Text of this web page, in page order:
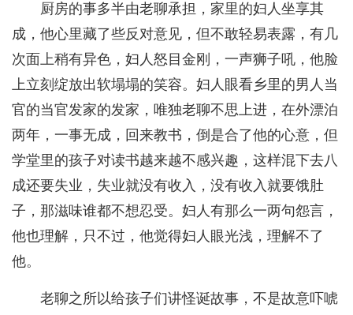
厨房的事多半由老聊承担，家里的妇人坐享其
成，他心里藏了些反对意见，但不敢轻易表露，有几
次面上稍有异色，妇人怒目金刚，一声狮子吼，他脸
上立刻绽放出软塌塌的笑容。妇人眼看乡里的男人当
官的当官发家的发家，唯独老聊不思上进，在外漂泊
两年，一事无成，回来教书，倒是合了他的心意，但
学堂里的孩子对读书越来越不感兴趣，这样混下去八
成还要失业，失业就没有收入，没有收入就要饿肚
子，那滋味谁都不想忍受。妇人有那么一两句怨言，
他也理解，只不过，他觉得妇人眼光浅，理解不了
他。
老聊之所以给孩子们讲怪诞故事，不是故意吓唬